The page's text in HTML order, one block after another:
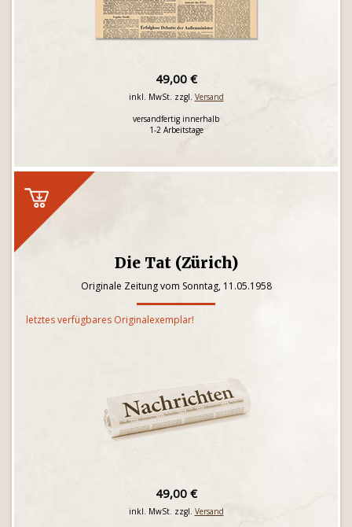
49,00 €
inkl. MwSt. zzgl. Versand
versandfertig innerhalb
1-2 Arbeitstage
Die Tat (Zürich)
Originale Zeitung vom Sonntag, 11.05.1958
letztes verfügbares Originalexemplar!
49,00 €
inkl. MwSt. zzgl. Versand